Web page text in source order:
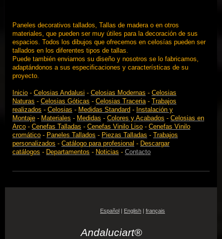
Paneles decorativos tallados, Tallas de madera o en otros
materiales, que pueden ser muy útiles para la decoración de sus
espacios. Todos los dibujos que ofrecemos en celosías pueden ser
tallados en los diferentes tipos de tallas.
Puede también enviarnos su diseño y nosotros se lo fabricamos,
adaptándonos a sus especificaciones y características de su
proyecto.
Inicio - Celosias Andalusi - Celosias Modernas - Celosias
Naturas - Celosias Góticas - Celosias Traceria -
Trabajos
realizados - Celosias - Medidas Standard - Instalación y
Montaje - Materiales - Medidas - Colores y Acabados - Celosias en
Arco - Cenefas Talladas - Cenefas Vinilo Liso - Cenefas Vinilo
cromático - Paneles Tallados - Piezas Talladas -
Trabajos
personalizados - Catálogo para profesional - Descargar
catálogos - Departamentos - Noticias - Contacto
Español | English | français
Andaluciart®